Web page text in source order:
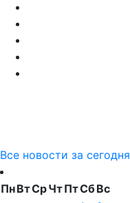
Все новости за сегодня
ПнВтСрЧтПтСбВс